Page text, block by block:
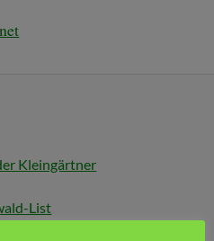
Kleingärtner
List